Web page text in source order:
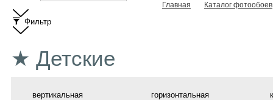
Главная Каталог фотообоев
Фильтр
★ Детские
вертикальная горизонтальная